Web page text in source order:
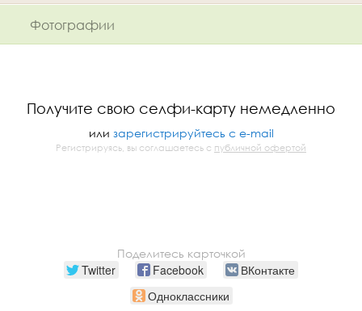
Фотографии
Получите свою селфи-карту немедленно
или зарегистрируйтесь с e-mail
Регистрируясь, вы соглашаетесь с публичной офертой
Поделитесь карточкой
Twitter Facebook
ВКонтакте
Одноклассники